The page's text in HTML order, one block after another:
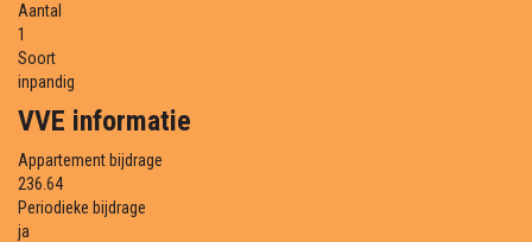
Aantal
1
Soort
inpandig
VVE informatie
Appartement bijdrage
236.64
Periodieke bijdrage
ja